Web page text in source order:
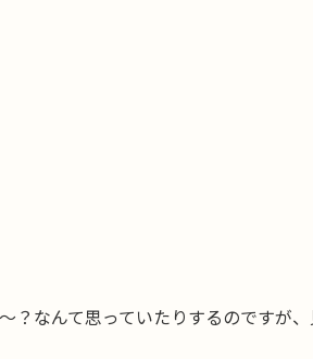
？なんて思っていたりするのですが